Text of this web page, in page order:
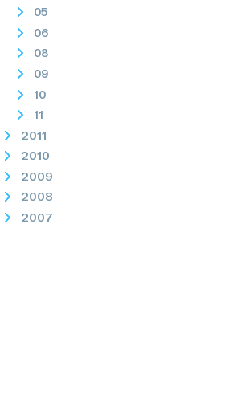
05
06
08
09
10
11
2011
2010
2009
2008
2007